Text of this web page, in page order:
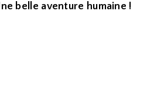
belle aventure humaine !